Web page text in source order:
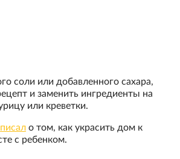
соли или добавленного сахара,
и заменить ингредиенты на
или креветки.
писал о том, как украсить дом к
с ребенком.